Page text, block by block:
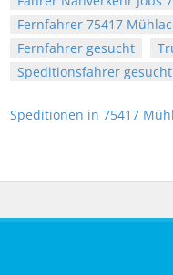
Fernfahrer 75417
Fernfahrer gesucht
Speditionsfahrer gesucht
Speditionen in 75417